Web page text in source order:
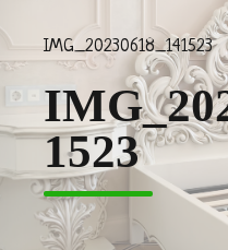
IMG_20230618_141523
1523